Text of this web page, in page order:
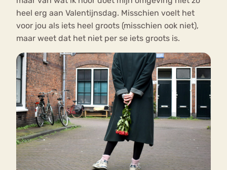
heel erg aan Valentijnsdag. Misschien voelt het
voor jou als iets heel groots (misschien ook niet),
maar weet dat het niet per se iets groots is.